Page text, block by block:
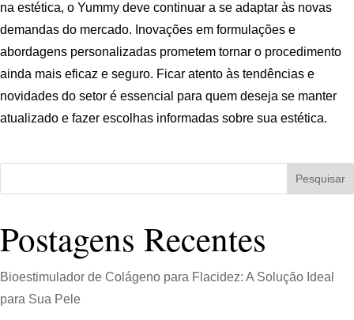
na estética, o Yummy deve continuar a se adaptar às novas
demandas do mercado. Inovações em formulações e
abordagens personalizadas prometem tornar o procedimento
ainda mais eficaz e seguro. Ficar atento às tendências e
novidades do setor é essencial para quem deseja se manter
atualizado e fazer escolhas informadas sobre sua estética.
Pesquisar
Postagens Recentes
Bioestimulador de Colágeno para Flacidez: A Solução Ideal
para Sua Pele